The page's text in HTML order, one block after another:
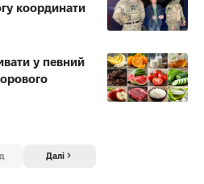
координати
у певний
Далі